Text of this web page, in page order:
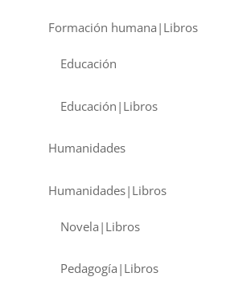
Formación humana|Libros
Educación
Educación|Libros
Humanidades
Humanidades|Libros
Novela|Libros
Pedagogía|Libros